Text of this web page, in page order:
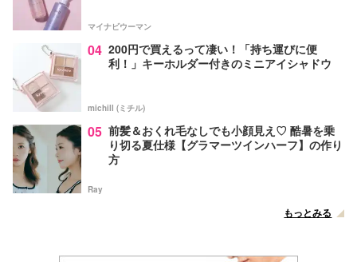
マイナビウーマン
04 200円で買えるって凄い！「持ち運びに便
利！」キーホルダー付きのミニアイシャドウ
michill (ミチル)
05 前髪＆おくれ毛なしでも小顔見え♡ 酷暑を乗
り切る夏仕様【グラマーツインハーフ】の作り
方
Ray
もっとみる